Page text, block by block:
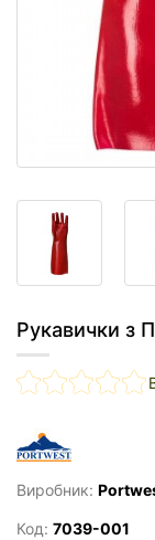
Рукавички з
Виробник:
Код: 7039-001